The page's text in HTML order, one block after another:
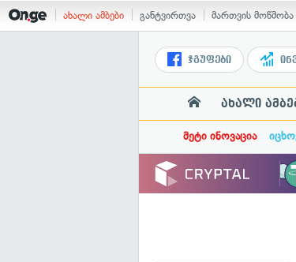
ახალი ამბები განტვირთვა მართვის მოწმობა
ჯგუფები
ახალი
მეტი ინოვაცია